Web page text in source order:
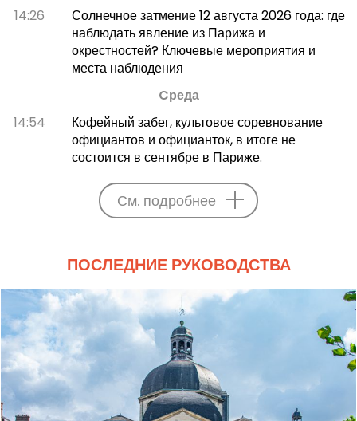
14:26
Солнечное затмение 12 августа 2026 года: где
наблюдать явление из Парижа и
окрестностей? Ключевые мероприятия и
места наблюдения
Cреда
14:54
Кофейный забег, культовое соревнование
официантов и официанток, в итоге не
состоится в сентябре в Париже.
См. подробнее
ПОСЛЕДНИЕ РУКОВОДСТВА